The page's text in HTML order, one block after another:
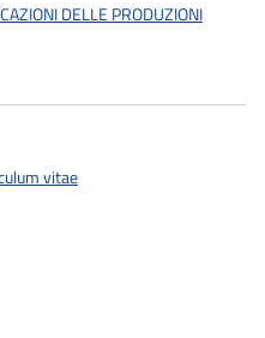
DELLE PRODUZIONI
vitae